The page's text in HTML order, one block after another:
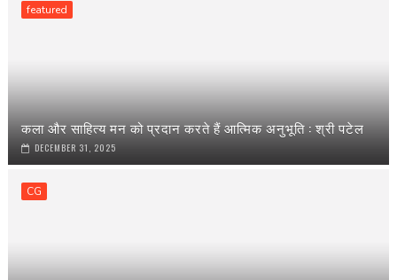
featured
कला और साहित्य मन को प्रदान करते हैं आत्मिक अनुभूति : श्री पटेल
DECEMBER 31, 2025
CG